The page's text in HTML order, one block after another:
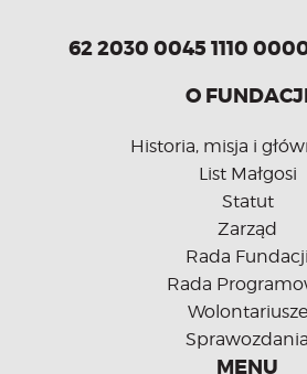
62 2030 0045 1110
O
Historia, misja i
List Małgosi
Statut
Zarząd
Rada Fundacji
Rada
Wolontariusze
Sprawozdania
MENU